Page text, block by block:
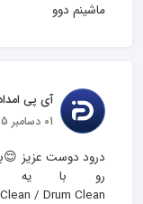
ماشینم دوو
آی پی
01 دسامبر 2025
درود دوست عزیز
رو با یه